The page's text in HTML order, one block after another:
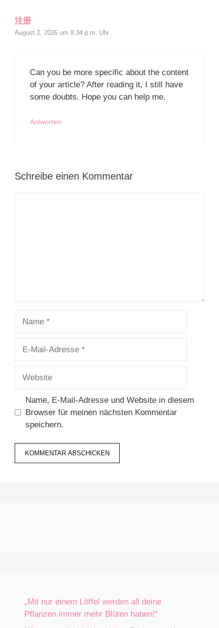
注册
August 2, 2026 um 8:34 p.m. Uhr
Can you be more specific about the content
of your article? After reading it, I still have
some doubts. Hope you can help me.
Antworten
Schreibe einen Kommentar
Name, E-Mail-Adresse und Website in diesem
Browser für meinen nächsten Kommentar
speichern.
„Mit nur einem Löffel werden all deine
Pflanzen immer mehr Blüten haben!“